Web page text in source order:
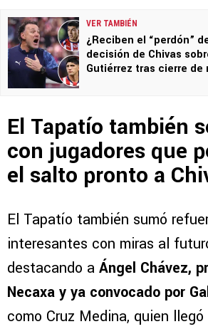
VER TAMBIÉN
¿Reciben el “perdón”
decisión de Chivas
Gutiérrez tras cierre de
El Tapatío también
con jugadores que
el salto pronto a
El Tapatío también sumó
interesantes con miras al
destacando a Ángel Chávez,
Necaxa y ya convocado por
como Cruz Medina, quien